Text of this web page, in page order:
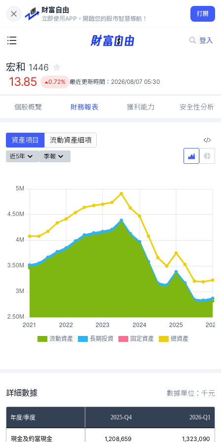
財富自由
立即使用APP，開啟您的股市智慧導航！
打開
登入
13.85
0.72%
宏和 1446
13.85 0.72% 最近更新時間： 2026/08/07 05:30
個股概覽 財務報表 獲利能力 安全性分析
資產項目 流動資產細項
近5年 季報
流動資產 長期投資 固定資產 總資產
詳細數據 數據單位：千元
年度/季度2025-Q3 2025-Q4 2026-Q1
現金及約當現金
1,220,400 1,208,659 1,323,090